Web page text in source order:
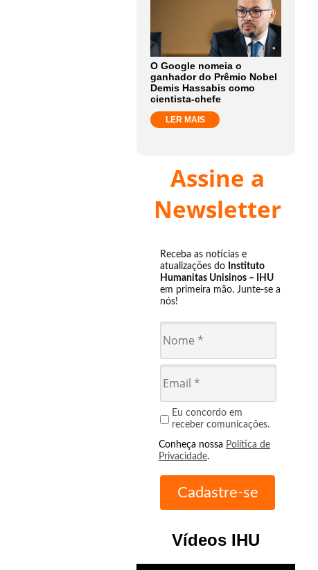
O Google nomeia o
ganhador do Prêmio Nobel
Demis Hassabis como
cientista-chefe
LER MAIS
Assine a
Newsletter
Receba as notícias e
atualizações do Instituto
Humanitas Unisinos – IHU
em primeira mão. Junte-se a
nós!
Eu concordo em
receber comunicações.
Conheça nossa Política de
Privacidade.
Vídeos IHU